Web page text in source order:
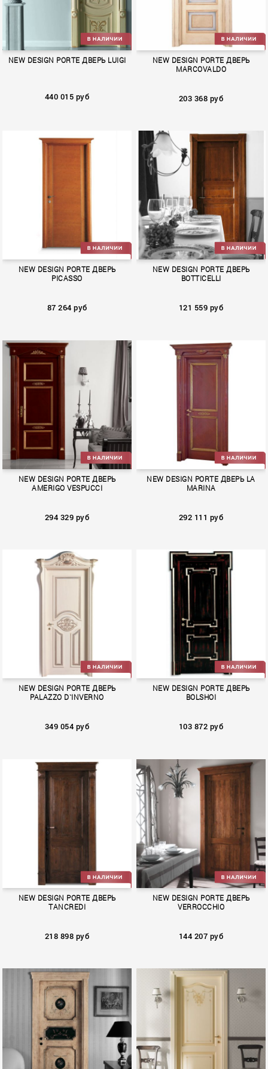
NEW DESIGN PORTE ДВЕРЬ LUIGI
440 015 руб
MARCOVALDO
NEW DESIGN PORTE ДВЕРЬ
MARCOVALDO
203 368 руб
NEW DESIGN PORTE ДВЕРЬ
PICASSO
87 264 руб
BOTTICELLI
NEW DESIGN PORTE ДВЕРЬ
BOTTICELLI
121 559 руб
NEW DESIGN PORTE ДВЕРЬ
AMERIGO VESPUCCI
294 329 руб
LA MARINA
NEW DESIGN PORTE ДВЕРЬ LA
MARINA
292 111 руб
PALAZZO D`INVERNO
NEW DESIGN PORTE ДВЕРЬ
PALAZZO D`INVERNO
349 054 руб
NEW DESIGN PORTE ДВЕРЬ
BOLSHOI
103 872 руб
TANCREDI
NEW DESIGN PORTE ДВЕРЬ
TANCREDI
218 898 руб
NEW DESIGN PORTE ДВЕРЬ
VERROCCHIO
144 207 руб